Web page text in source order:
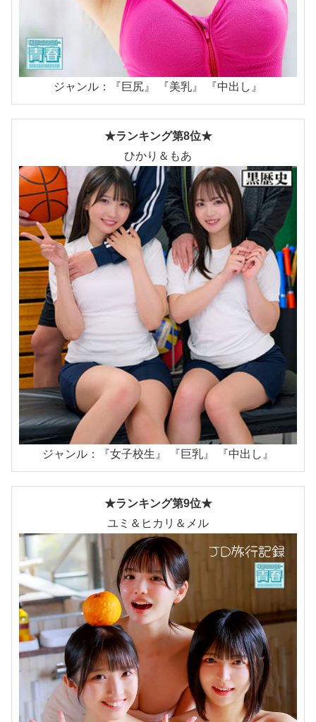
ジャンル：『巨尻』 『美乳』 『中出し』
★ランキング第8位★
ひかり＆もあ
ジャンル：『女子校生』 『巨乳』 『中出し』
★ランキング第9位★
ユミ＆ヒカリ＆メル